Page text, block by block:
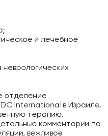
и лечебное
отделение
International в Израиле,
терапию,
комментарии по
вежливое